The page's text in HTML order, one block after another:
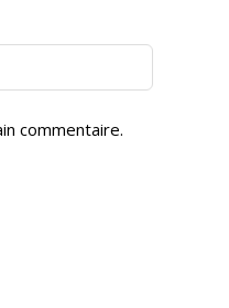
commentaire.